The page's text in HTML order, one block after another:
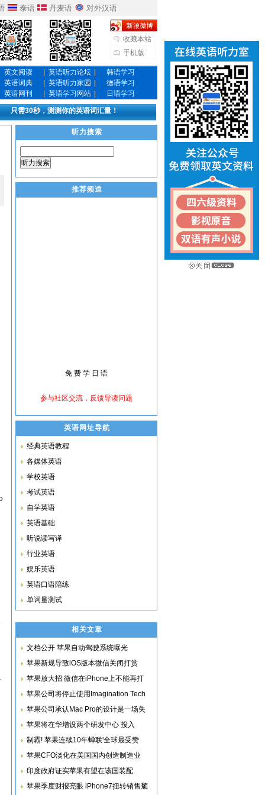
泰语 丹麦语 对外汉语
收藏本站
手机版
英文阅读 英语听力论坛
韩语学习
英语词典 英语听力家园
德语学习
英语网刊 英语学习网站 日语学习
只需30秒，测测你的英语词汇量！
听力搜索
听力搜索
推荐频道
英语网址导航
经典英语教程
各媒体英语
学校英语
考试英语
自学英语
英语基础
听说读写译
行业英语
娱乐英语
英语口语陪练
单词量测试
相关文章
文档公开 苹果自动驾驶系统曝光
苹果新规导致iOS版本微信关闭打赏
苹果放大招 微信在iPhone上不能再打
苹果公司将停止使用Imagination Tech
苹果公司承认Mac Pro的设计是一场失
苹果将在华增设两个研发中心 投入
制霸! 苹果连续10年蝉联'全球最受赞
苹果CFO淡化在美国国内创造制造业
印度政府证实苹果有望在该国装配
苹果季度财报亮眼 iPhone7扭转销售颓